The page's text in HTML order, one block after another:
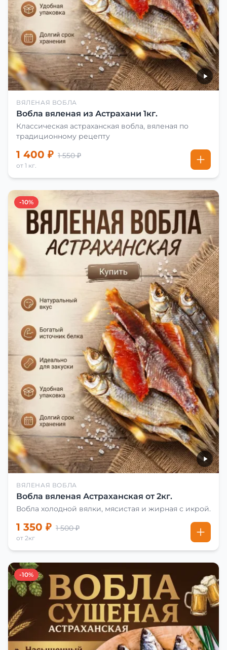
ВЯЛЕНАЯ ВОБЛА
Вобла вяленая из Астрахани 1кг.
Классическая астраханская вобла, вяленая по
традиционному рецепту
1 400 ₽ 1 550 ₽
от 1 кг.
-10%
ВЯЛЕНАЯ ВОБЛА
Вобла вяленая Астраханская от 2кг.
Вобла холодной вялки, мясистая и жирная с икрой.
1 350 ₽ 1 500 ₽
от 2кг
-10%